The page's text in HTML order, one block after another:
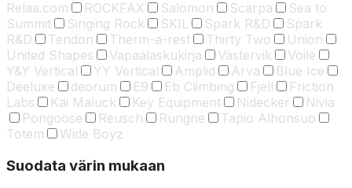
Relaa.com
ROCKFAX Salomon Scarpa
Sea to
Summit
Singing Rock SKIL Spark R&D
Spark
R&D
Tendon Therm-a-rest Thirty Two
Union
United Shapes
Vapaalaskukirja Västervik
Voile
Y&Y Vertical
YY Vertical Amplid Arva
Blue Ice
Deeluxe
deorum E9 Eb Climbing Fjell
Friction
Labs
Kai Maluck Key Equipment Nidecker
Nivia
Pongoose
Reusch Rungne
Tapio Alhonsuo
Totem
Wide Boyz
Suodata värin mukaan